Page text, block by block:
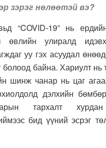
зэрэг нөлөөтэй вэ?
“COVID-19” нь
өвлийн улиралд
уу гэх асуудал
болоод байна. Хариулт нь
шинж чанар нь цаг
дэлхийн
тархалт
бид үүний эсрэг